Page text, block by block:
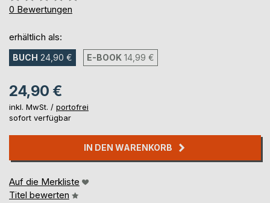
0%
0 Bewertungen
erhältlich als:
BUCH 24,90 € E-BOOK 14,99 €
24,90 €
inkl. MwSt. / portofrei
sofort verfügbar
IN DEN WARENKORB
Auf die Merkliste
Titel bewerten